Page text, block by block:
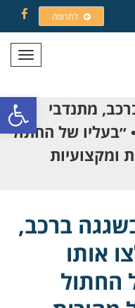
פתח
לתרומה
תפריט
מתנדבי
״בעליו של החתול
ומקצועיות
ברכב,
אותו
החתול